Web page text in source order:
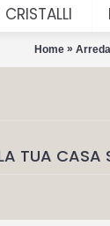
CRISTALLI
Home»
TUA CASA